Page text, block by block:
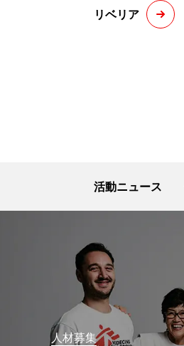
リベリア
活動ニュース
人材募集